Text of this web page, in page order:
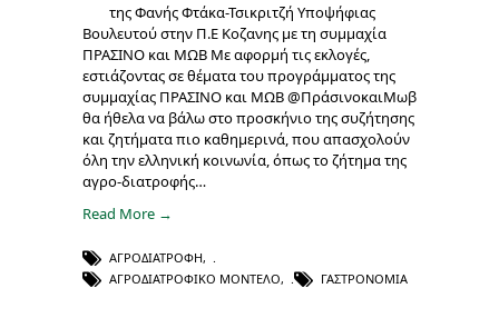
της Φανής Φτάκα-Τσικριτζή Υποψήφιας
Βουλευτού στην Π.Ε Κοζανης με τη συμμαχία
ΠΡΑΣΙΝΟ και ΜΩΒ Με αφορμή τις εκλογές,
εστιάζοντας σε θέματα του προγράμματος της
συμμαχίας ΠΡΑΣΙΝΟ και ΜΩΒ @ΠράσινοκαιΜωβ
θα ήθελα να βάλω στο προσκήνιο της συζήτησης
και ζητήματα πιο καθημερινά, που απασχολούν
όλη την ελληνική κοινωνία, όπως το ζήτημα της
αγρο-διατροφής…
Read More →
ΑΓΡΟΔΙΑΤΡΟΦΉ,
ΑΓΡΟΔΙΑΤΡΟΦΙΚΌ ΜΟΝΤΈΛΟ, ΓΑΣΤΡΟΝΟΜΊΑ